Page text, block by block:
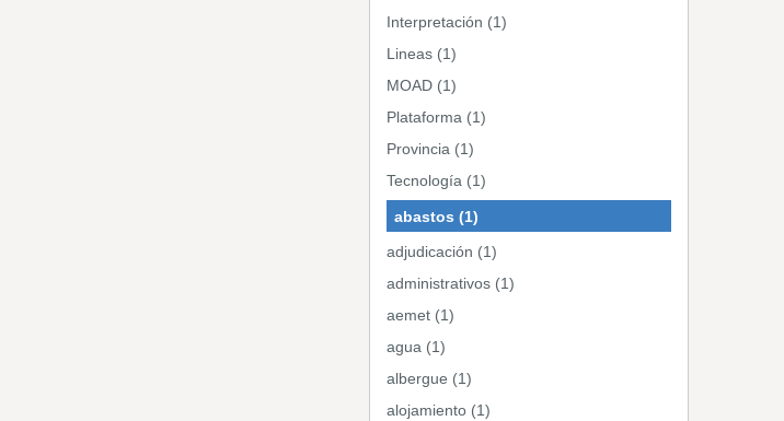
Interpretación (1)
Lineas (1)
MOAD (1)
Plataforma (1)
Provincia (1)
Tecnología (1)
abastos (1)
adjudicación (1)
administrativos (1)
aemet (1)
agua (1)
albergue (1)
alojamiento (1)